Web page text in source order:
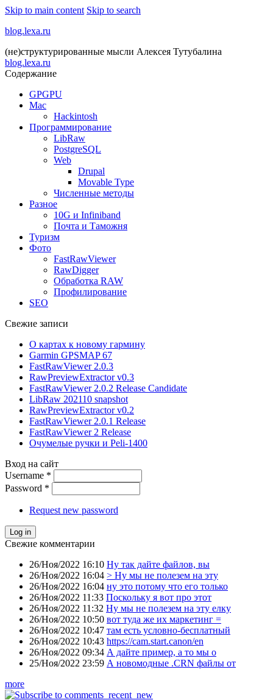
Skip to main content Skip to search
blog.lexa.ru
(не)структурированные мысли Алексея Тутубалина
blog.lexa.ru
Содержание
GPGPU
Mac
Hackintosh
Программирование
LibRaw
PostgreSQL
Web
Drupal
Movable Type
Численные методы
Разное
10G и Infiniband
Почта и Таможня
Туризм
Фото
FastRawViewer
RawDigger
Обработка RAW
Профилирование
SEO
Свежие записи
О картах к новому гармину
Garmin GPSMAP 67
FastRawViewer 2.0.3
RawPreviewExtractor v0.3
FastRawViewer 2.0.2 Release Candidate
LibRaw 202110 snapshot
RawPreviewExtractor v0.2
FastRawViewer 2.0.1 Release
FastRawViewer 2 Release
Очумелые ручки и Peli-1400
Вход на сайт
Username *
Password *
Request new password
Свежие комментарии
26/Ноя/2022 16:10 Ну так дайте файлов, вы
26/Ноя/2022 16:04 > Ну мы не полезем на эту
26/Ноя/2022 16:04 ну это потому что его только
26/Ноя/2022 11:33 Поскольку я вот про этот
26/Ноя/2022 11:32 Ну мы не полезем на эту елку
26/Ноя/2022 10:50 вот туда же их маркетинг =
26/Ноя/2022 10:47 там есть условно-бесплатный
26/Ноя/2022 10:43 https://cam.start.canon/en
26/Ноя/2022 09:34 А дайте пример, а то мы о
25/Ноя/2022 23:59 А новомодные .CRN файлы от
more